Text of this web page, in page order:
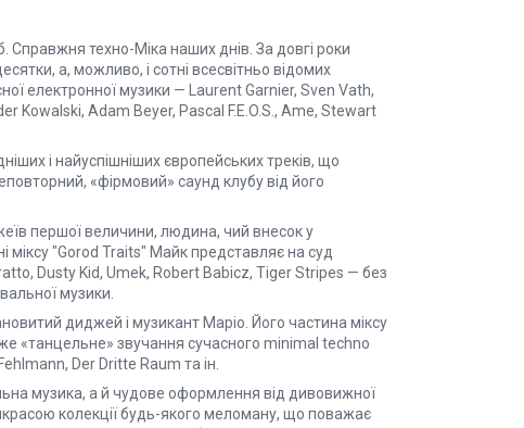
техно-Міка наших днів. За довгі роки
а, можливо, і сотні всесвітньо відомих
електронної музики — Laurent Garnier, Sven Vath,
Kowalski, Adam Beyer, Pascal F.E.O.S., Ame, Stewart
і найуспішніших європейських треків, що
«фірмовий» саунд клубу від його
першої величини, людина, чий внесок у
міксу "Gorod Traits" Майк представляє на суд
Dusty Kid, Umek, Robert Babicz, Tiger Stripes — без
музики.
диджей і музикант Маріо. Його частина міксу
«танцельне» звучання сучасного minimal techno
Der Dritte Raum та ін.
музика, а й чудове оформлення від дивовижної
колекції будь-якого меломану, що поважає